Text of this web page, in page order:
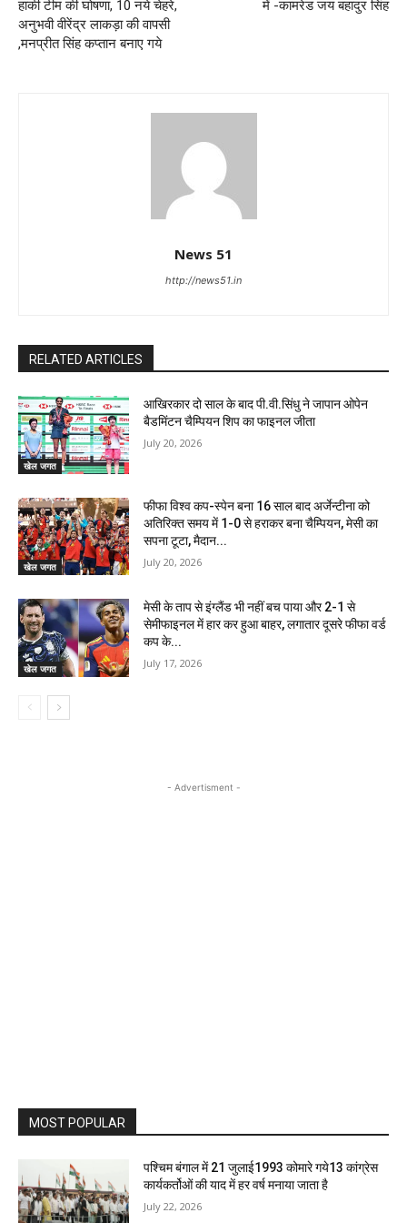
हाकी टीम की घोषणा, 10 नये चेहरे,
अनुभवी वीरेंद्र लाकड़ा की वापसी
,मनप्रीत सिंह कप्तान बनाए गये
में -कामरेड जय बहादुर सिंह
News 51
http://news51.in
RELATED ARTICLES
खेल जगत
आखिरकार दो साल के बाद पी.वी.सिंधु ने जापान ओपेन
बैडमिंटन चैम्पियन शिप का फाइनल जीता
July 20, 2026
खेल जगत
फीफा विश्व कप-स्पेन बना 16 साल बाद अर्जेन्टीना को
अतिरिक्त समय में 1-0 से हराकर बना चैम्पियन, मेसी का
सपना टूटा, मैदान...
July 20, 2026
खेल जगत
मेसी के ताप से इंग्लैंड भी नहीं बच पाया और 2-1 से
सेमीफाइनल में हार कर हुआ बाहर, लगातार दूसरे फीफा वर्ड
कप के...
July 17, 2026
- Advertisment -
MOST POPULAR
पश्चिम बंगाल में 21 जुलाई1993 कोमारे गये13 कांग्रेस
कार्यकर्तोओं की याद में हर वर्ष मनाया जाता है
July 22, 2026